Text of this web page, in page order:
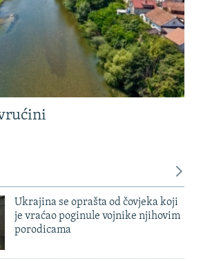
Ukrajina se oprašta od čovjeka koji
je vraćao poginule vojnike njihovim
porodicama